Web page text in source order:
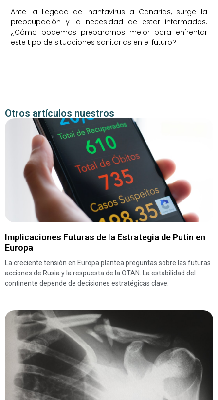
Ante la llegada del hantavirus a Canarias, surge la
preocupación y la necesidad de estar informados.
¿Cómo podemos prepararnos mejor para enfrentar
este tipo de situaciones sanitarias en el futuro?
Otros artículos nuestros
Implicaciones Futuras de la Estrategia de Putin en
Europa
La creciente tensión en Europa plantea preguntas sobre las futuras
acciones de Rusia y la respuesta de la OTAN. La estabilidad del
continente depende de decisiones estratégicas clave.